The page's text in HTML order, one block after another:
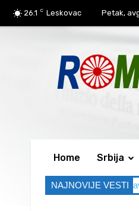
26.1 C Leskovac Petak,
Home Srbija
NAJNOVIJE VESTI
lekari upozoravaju na